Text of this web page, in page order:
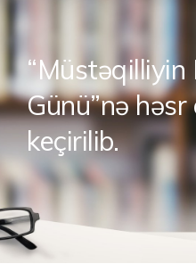
“Müstəqilliyin
Günü”nə
keçirilib.